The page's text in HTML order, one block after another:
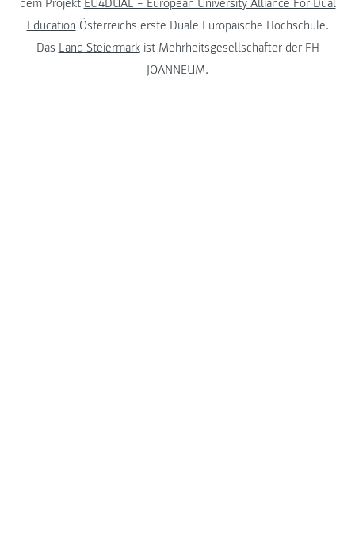
dem Projekt EU4DUAL – European University Alliance For Dual
Education Österreichs erste Duale Europäische Hochschule.
Das Land Steiermarkist Mehrheitsgesellschafter der FH
JOANNEUM.